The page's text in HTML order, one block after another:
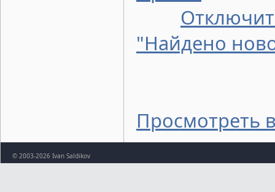
"Найдено
Просмотреть
© 2003-2026 Ivan Saldikov